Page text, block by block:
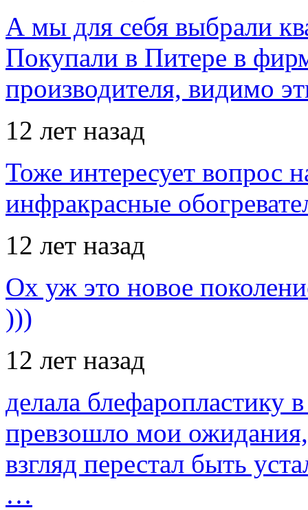
А мы для себя выбрали
Покупали в Питере в
производителя, видимо
12 лет назад
Тоже интересует вопрос
инфракрасные
12 лет назад
Ох уж это новое
)))
12 лет назад
делала блефаропластику
превзошло мои
взгляд перестал быть
…